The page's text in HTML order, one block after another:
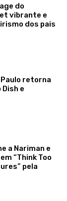
do
vibrante e
dos pais
retorna
Dish e
a Nariman e
“Think Too
pela